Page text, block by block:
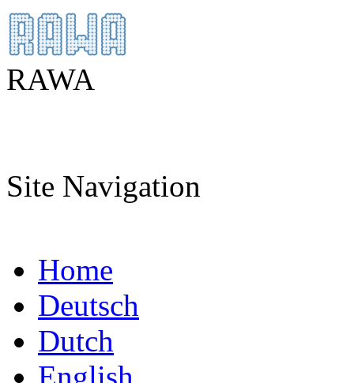
RAWA
Site Navigation
Home
Deutsch
Dutch